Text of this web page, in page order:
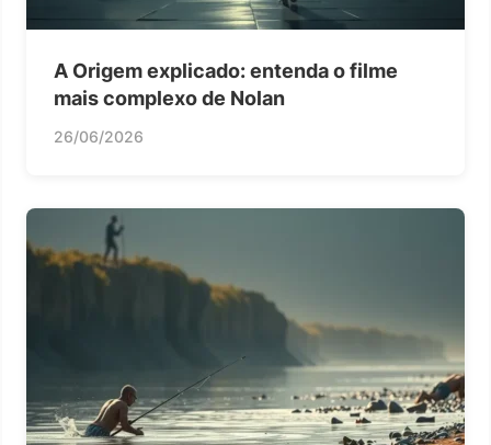
A Origem explicado: entenda o filme
mais complexo de Nolan
26/06/2026